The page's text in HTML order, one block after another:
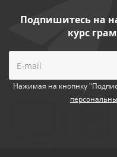
Подпишитесь на
курс
Нажимая на кнопнку